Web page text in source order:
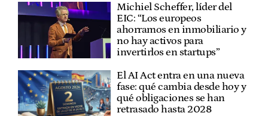
Michiel Scheffer, líder del
EIC: “Los europeos
ahorramos en inmobiliario y
no hay activos para
invertirlos en startups”
El AI Act entra en una nueva
fase: qué cambia desde hoy y
qué obligaciones se han
retrasado hasta 2028